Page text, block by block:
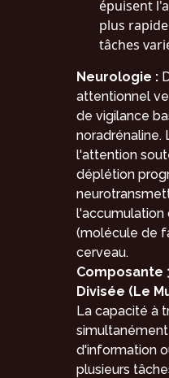
épuisent
plus
tâches
Neurologie :
attentionnel
de vigilance
noradrénaline.
l'attention
déplétion
l'accumulation
(molécule de
cerveau.
Composante
Divisée (Le
La capacité à
d'information
plusieurs